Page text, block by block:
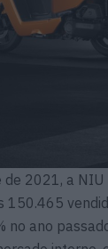
2021, a
150.465
no ano